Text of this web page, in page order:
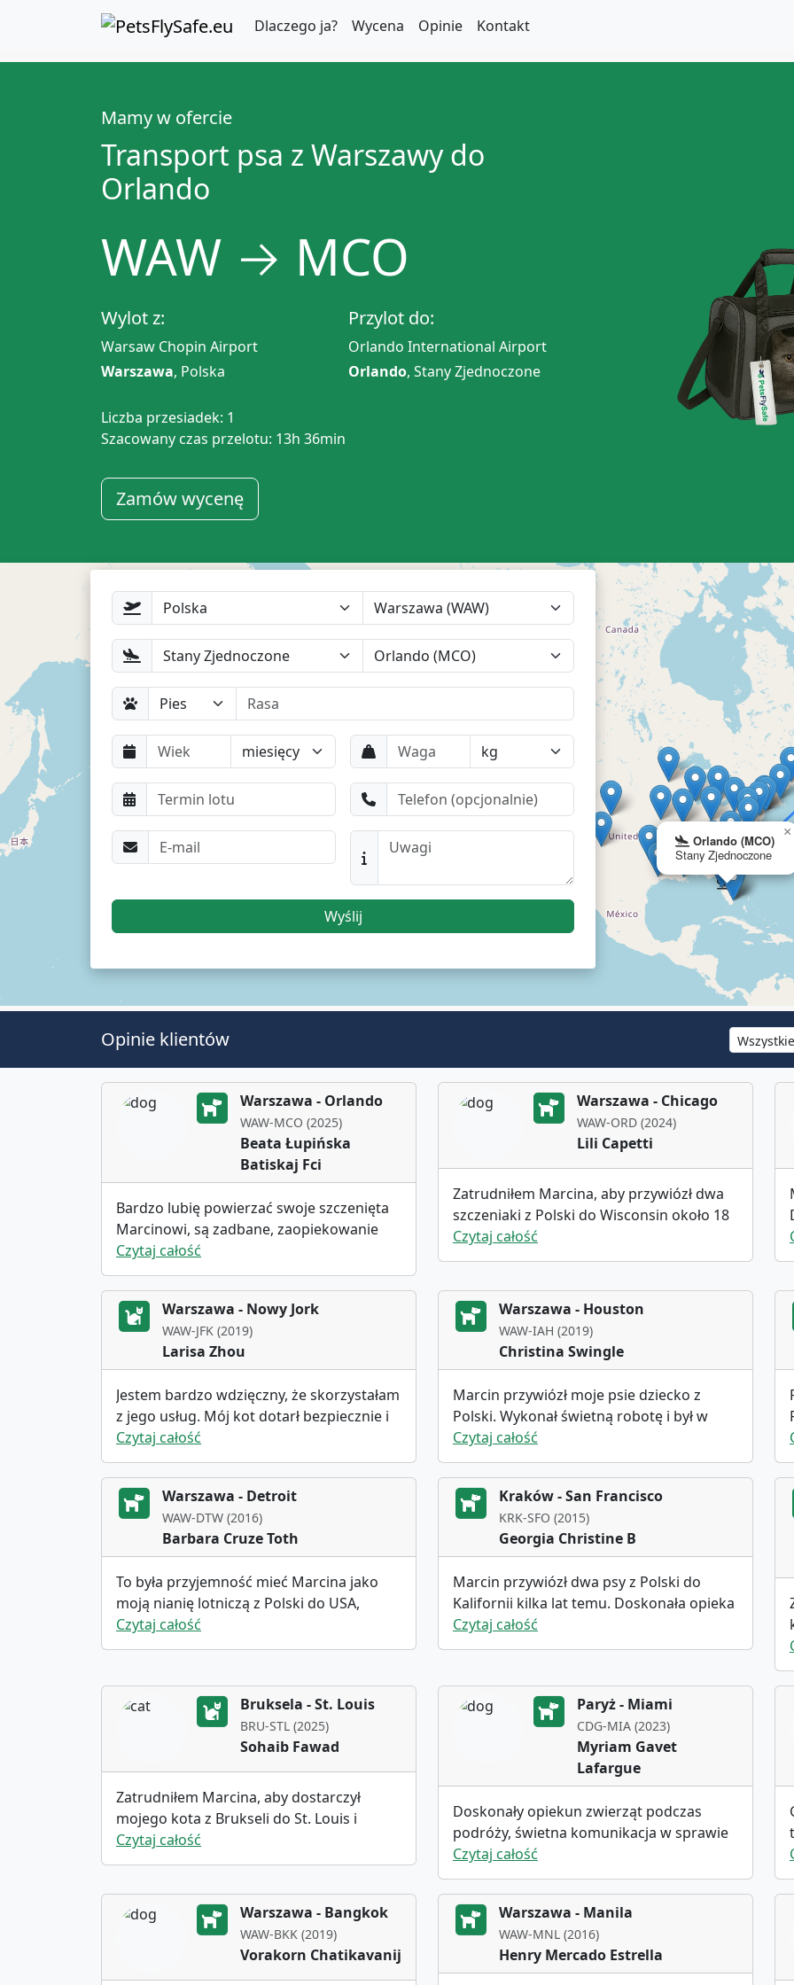
Dlaczego ja? Wycena Opinie Kontakt
Mamy w ofercie
Transport psa z Warszawy do
Orlando
WAW → MCO
Wylot z:
Warsaw Chopin Airport
Warszawa, Polska
Przylot do:
Orlando International Airport
Orlando, Stany Zjednoczone
Liczba przesiadek: 1
Szacowany czas przelotu: 13h 36min
Zamów wycenę
Orlando (MCO)
Stany Zjednoczone
×
Wyślij
Opinie klientów
Warszawa - Orlando
WAW-MCO (2025)
Beata Łupińska
Batiskaj Fci
Bardzo lubię powierzać swoje szczenięta
Marcinowi, są zadbane, zaopiekowanie
podczas podróży. Praktycznie wozi je po
całym świecie, zawsze jestem zadowolona
z podróży. Polecem zawsze i wszędzie 👍
Czytaj całość
Warszawa - Chicago
WAW-ORD (2024)
Lili Capetti
Zatrudniłem Marcina, aby przywiózł dwa
szczeniaki z Polski do Wisconsin około 18
miesięcy temu. Powodem, dla którego go
wybrałam, była jego szybka komunikacja i
dostarczył, w tym najlepsze ceny i
dostępne daty. Pozwoliło mi to podjąć
szybką decyzję. Przez cały proces Marcin
utrzymywał doskonałą komunikację,
informując mnie o wszystkim, od
odebrania szczeniaków od hodowcy po
jego przybycie do Chicago. Kiedy
spotkaliśmy się na lotnisku, szczeniaki
ogonami. Jestem bardzo zadowolony z
usług, które świadczył i gorąco go
polecam. Nie mogę się doczekać
ponownej współpracy z nim w przyszłości.
Czytaj całość
Warszawa - Nowy Jork
WAW-JFK (2019)
Larisa Zhou
Jestem bardzo wdzięczny, że skorzystałam
z jego usług. Mój kot dotarł bezpiecznie i
w dobrym stanie! Gorąco polecam!a
Czytaj całość
Warszawa - Houston
WAW-IAH (2019)
Christina Swingle
Marcin przywiózł moje psie dziecko z
Polski. Wykonał świetną robotę i był w
stałym kontakcie. Byłam bardzo
zadowolona i na pewno skorzystam z jego
usług ponownie.
Czytaj całość
Warszawa - Detroit
WAW-DTW (2016)
Barbara Cruze Toth
To była przyjemność mieć Marcina jako
moją nianię lotniczą z Polski do USA,
gorąco go polecam i skorzystam z jego
usług ponownie.
Czytaj całość
Kraków - San Francisco
KRK-SFO (2015)
Georgia Christine B
Marcin przywiózł dwa psy z Polski do
Kalifornii kilka lat temu. Doskonała opieka
nad psami i WYJĄTKOWA komunikacja ze
mną odnośnie czasu i odbioru. Jeśli ktoś
Francisco, może zrozumieć, jaki to może
być ból głowy. Ale nasze przekazanie było
łatwe i niezwykle profesjonalne. I jest
bardzo miłym facetem! BARDZO polecam
korzystanie z jego usług transportowych!!!
Czytaj całość
Bruksela - St. Louis
BRU-STL (2025)
Sohaib Fawad
Zatrudniłem Marcina, aby dostarczył
mojego kota z Brukseli do St. Louis i
wykonał fantastyczną robotę. Zawsze był
komunikatywny, wysyłał regularne
sprawił, że cały proces przebiegł gładko,
od wyjaśnienia kroków po znalezienie
najtańszego lotu. Gorąco go polecam —
Czytaj całość
Paryż - Miami
CDG-MIA (2023)
Myriam Gavet
Lafargue
Doskonały opiekun zwierząt podczas
podróży, świetna komunikacja w sprawie
dokumentów i harmonogramu. Wszystko
było w porządku ze szczeniakiem z
Marcinem. Dziękuję
Czytaj całość
Warszawa - Bangkok
WAW-BKK (2019)
Vorakorn Chatikavanij
Warszawa - Manila
WAW-MNL (2016)
Henry Mercado Estrella